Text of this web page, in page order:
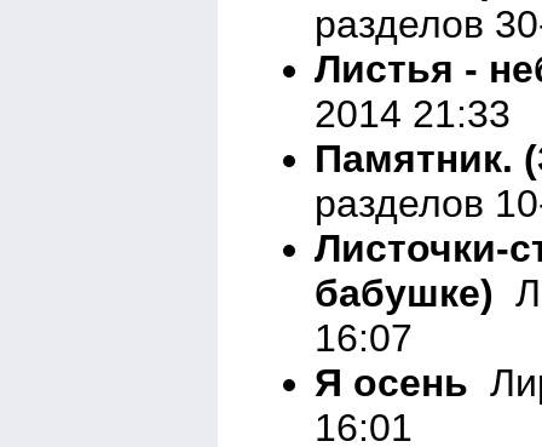
разделов
Листья -
2014 21:33
Памятник.
разделов
Листочки-
бабушке)
16:07
Я осень
16:01